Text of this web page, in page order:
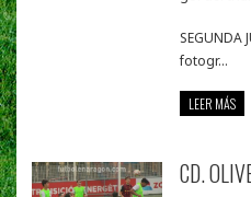
SEGUNDA
fotogr...
LEER MÁS
CD.